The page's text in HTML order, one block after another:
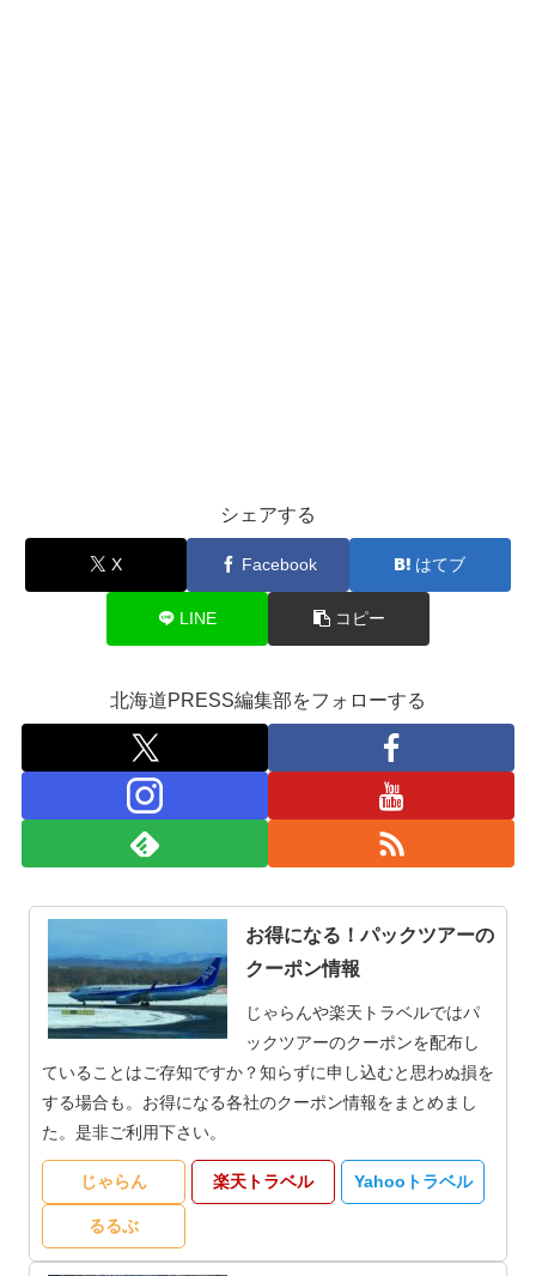
シェアする
X Facebook はてブ
LINE コピー
北海道PRESS編集部をフォローする
お得になる！パックツアーの
クーポン情報
じゃらんや楽天トラベルではパ
ックツアーのクーポンを配布し
ていることはご存知ですか？知らずに申し込むと思わぬ損を
する場合も。お得になる各社のクーポン情報をまとめまし
た。是非ご利用下さい。
じゃらん 楽天トラベル Yahooトラベル
るるぶ